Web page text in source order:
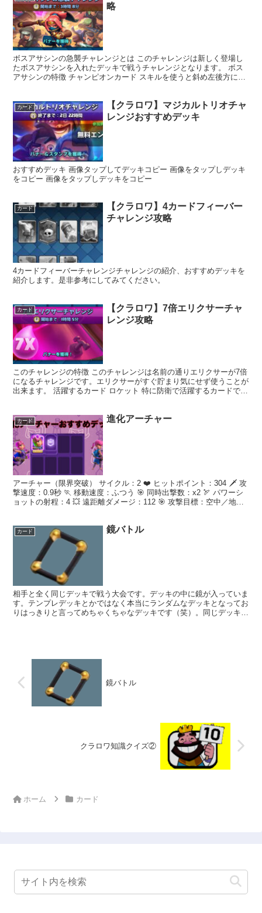
略
ボスアサシンの急襲チャレンジとは このチャレンジは新しく登場し
たボスアサシンを入れたデッキで戦うチャレンジとなります。 ボス
アサシンの特徴 チャンピオンカード スキルを使うと斜め左後方に下
カード
【クラロワ】マジカルトリオチャ
レンジおすすめデッキ
おすすめデッキ 画像タップしてデッキコピー 画像をタップしデッキ
をコピー 画像をタップしデッキをコピー
カード
【クラロワ】4カードフィーバー
チャレンジ攻略
4カードフィーバーチャレンジチャレンジの紹介、おすすめデッキを
紹介します。是非参考にしてみてください。
カード
【クラロワ】7倍エリクサーチャ
レンジ攻略
このチャレンジの特徴 このチャレンジは名前の通りエリクサーが7倍
になるチャレンジです。エリクサーがすぐ貯まり気にせず使うことが
出来ます。 活躍するカード ロケット 特に防衛で活躍するカードで
カード 進化アーチャー
アーチャー（限界突破） サイクル：2 ❤️ ヒットポイント：304 🗡️ 攻
撃速度：0.9秒 🏃 移動速度：ふつう 🎯 同時出撃数：x2 🏹 パワーシ
ョットの射程：4 💥 遠距離ダメージ：112 🎯 攻撃目標：空中／地上
カード 鏡バトル
相手と全く同じデッキで戦う大会です。デッキの中に鏡が入っていま
す。テンプレデッキとかではなく本当にランダムなデッキとなってお
りはっきりと言ってめちゃくちゃなデッキです（笑）。同じデッキだ
鏡バトル
クラロワ知識クイズ②
ホーム カード